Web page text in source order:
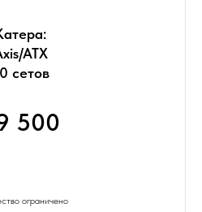
ATX
сетов
500
ограничено